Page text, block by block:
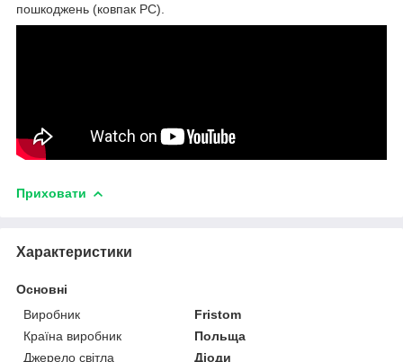
пошкоджень (ковпак PC).
Приховати
Характеристики
Основні
Виробник
Fristom
Країна виробник
Польща
Джерело світла
Діоди